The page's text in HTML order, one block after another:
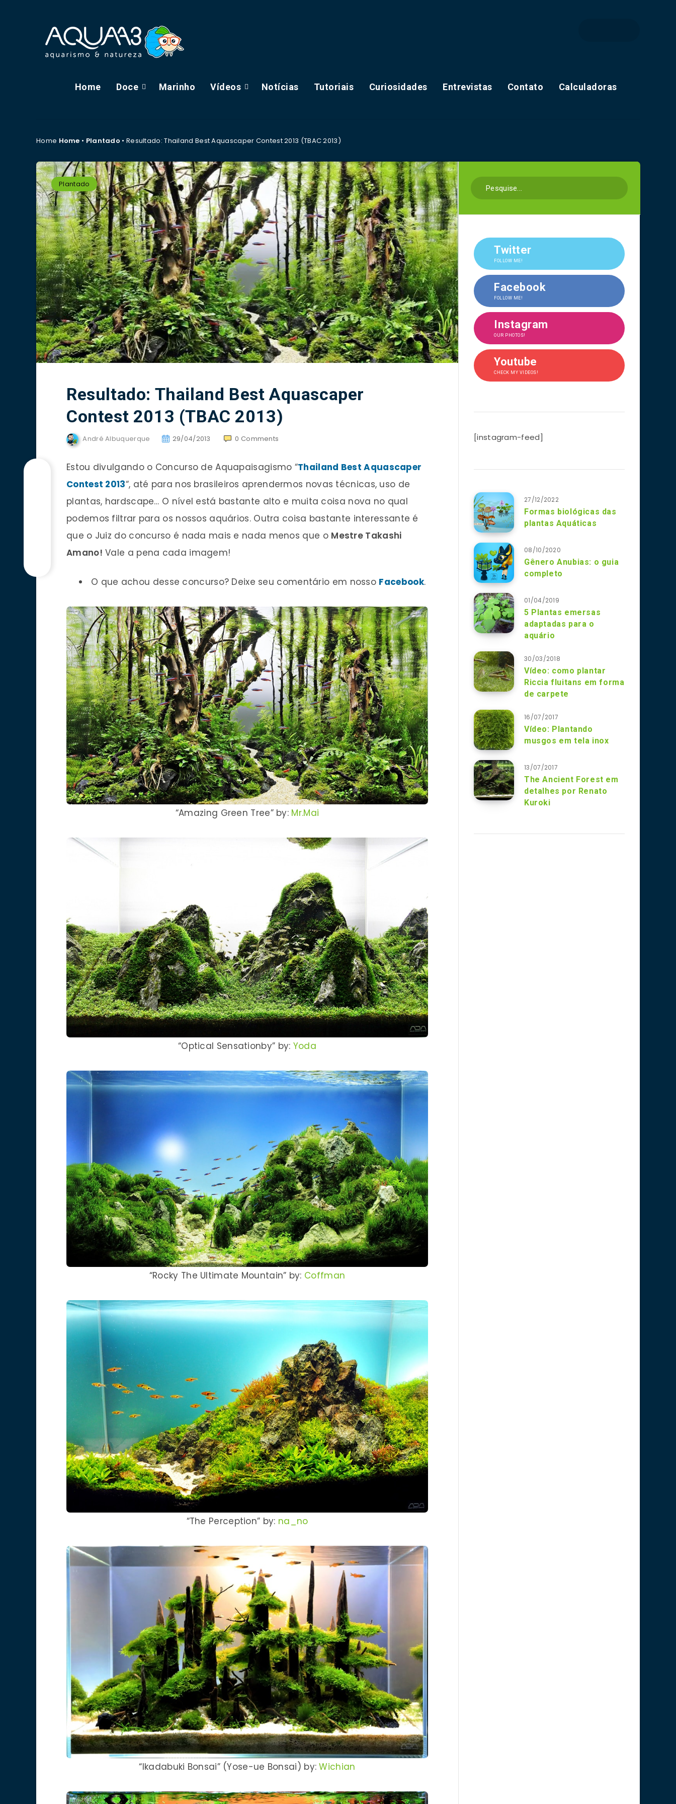
Home Doce Marinho Vídeos Notícias Tutoriais Curiosidades Entrevistas Contato Calculadoras
Home Home • Plantado • Resultado: Thailand Best Aquascaper Contest 2013 (TBAC 2013)
Plantado
Resultado: Thailand Best Aquascaper
Contest 2013 (TBAC 2013)
André Albuquerque 29/04/2013 0 Comments
Estou divulgando o Concurso de Aquapaisagismo “Thailand Best Aquascaper
Contest 2013“, até para nos brasileiros aprendermos novas técnicas, uso de
plantas, hardscape… O nível está bastante alto e muita coisa nova no qual
podemos filtrar para os nossos aquários. Outra coisa bastante interessante é
que o Juiz do concurso é nada mais e nada menos que o Mestre Takashi
Amano! Vale a pena cada imagem!
O que achou desse concurso? Deixe seu comentário em nosso Facebook.
“Amazing Green Tree” by: Mr.Mai
“Optical Sensationby” by: Yoda
“Rocky The Ultimate Mountain” by: Coffman
“The Perception” by: na_no
“Ikadabuki Bonsai” (Yose-ue Bonsai) by:Wichian
Twitter
FOLLOW ME!
Facebook
FOLLOW ME!
Instagram
OUR PHOTOS!
Youtube
CHECK MY VIDEOS!
[instagram-feed]
27/12/2022
Formas biológicas das
plantas Aquáticas
08/10/2020
Gênero Anubias: o guia
completo
01/04/2019
5 Plantas emersas
adaptadas para o
aquário
30/03/2018
Vídeo: como plantar
Riccia fluitans em forma
de carpete
16/07/2017
Vídeo: Plantando
musgos em tela inox
13/07/2017
The Ancient Forest em
detalhes por Renato
Kuroki